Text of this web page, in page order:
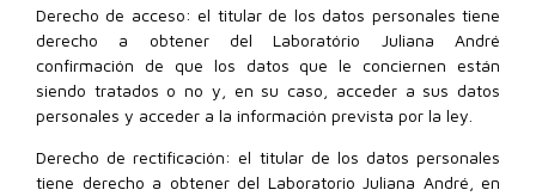
Derecho de acceso: el titular de los datos personales tiene
derecho a obtener del Laboratório Juliana André
confirmación de que los datos que le conciernen están
siendo tratados o no y, en su caso, acceder a sus datos
personales y acceder a la información prevista por la ley.
Derecho de rectificación: el titular de los datos personales
tiene derecho a obtener del Laboratorio Juliana André, en